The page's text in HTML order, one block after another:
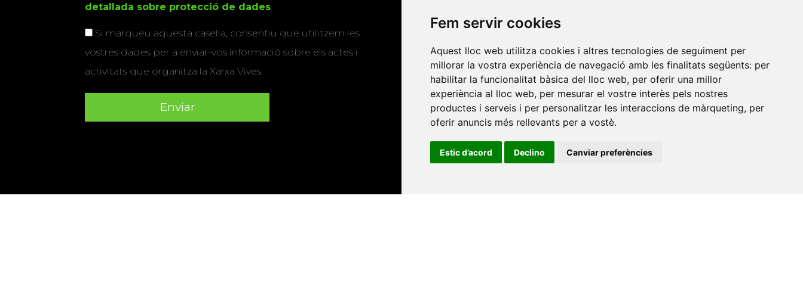
Fem servir cookies
Aquest lloc web utilitza cookies i altres tecnologies de seguiment per
millorar la vostra experiència de navegació amb les finalitats següents: per
habilitar la funcionalitat bàsica del lloc web, per oferir una millor
experiència al lloc web, per mesurar el vostre interès pels nostres
productes i serveis i per personalitzar les interaccions de màrqueting, per
oferir anuncis més rellevants per a vostè.
Estic d’acord Declino Canviar preferències
detallada sobre protecció de dades.
Si marqueu aquesta casella, consentiu que utilitzem les
vostres dades per a enviar-vos informació sobre els actes i
activitats que organitza la Xarxa Vives.